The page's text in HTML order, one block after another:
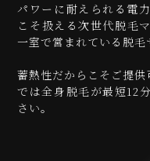
パワーに耐えられる電
こそ扱える次世代脱毛
一室で営まれている脱毛
蓄熱性だからこそご提
では全身脱毛が最短12
さい。